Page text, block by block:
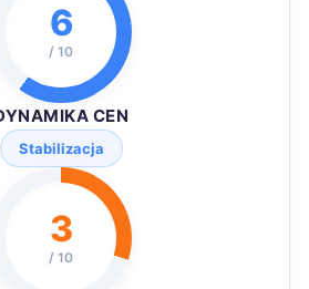
6
/ 10
CEN
Stabilizacja
3
/ 10